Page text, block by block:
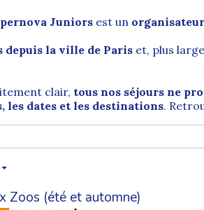
Juniors est un organisateur
depuis la ville de Paris et, plus
clair, tous nos séjours ne
les dates et les destinations.
cœur des grands axes
des départs vers de
Zoos (été et automne)